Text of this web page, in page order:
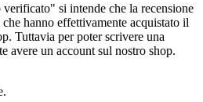
si intende che la recensione
hanno effettivamente acquistato il
Tuttavia per poter scrivere una
avere un account sul nostro shop.